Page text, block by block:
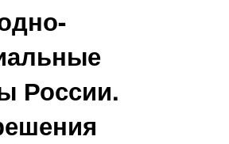
России.